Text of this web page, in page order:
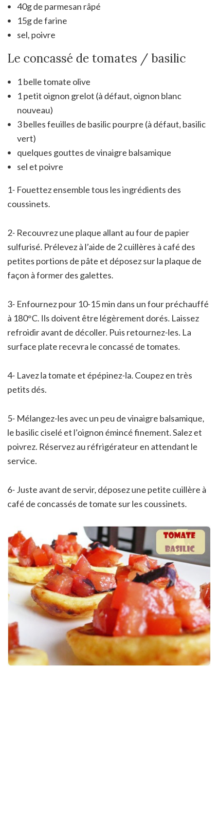
40g de parmesan râpé
15g de farine
sel, poivre
Le concassé de tomates / basilic
1 belle tomate olive
1 petit oignon grelot (à défaut, oignon blanc
nouveau)
3 belles feuilles de basilic pourpre (à défaut, basilic
vert)
quelques gouttes de vinaigre balsamique
sel et poivre
1- Fouettez ensemble tous les ingrédients des
coussinets.
2- Recouvrez une plaque allant au four de papier
sulfurisé. Prélevez à l’aide de 2 cuillères à café des
petites portions de pâte et déposez sur la plaque de
façon à former des galettes.
3- Enfournez pour 10-15 min dans un four préchauffé
à 180°C. Ils doivent être légèrement dorés. Laissez
refroidir avant de décoller. Puis retournez-les. La
surface plate recevra le concassé de tomates.
4- Lavez la tomate et épépinez-la. Coupez en très
petits dés.
5- Mélangez-les avec un peu de vinaigre balsamique,
le basilic ciselé et l’oignon émincé finement. Salez et
poivrez. Réservez au réfrigérateur en attendant le
service.
6- Juste avant de servir, déposez une petite cuillère à
café de concassés de tomate sur les coussinets.